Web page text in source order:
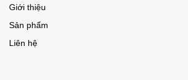
Giới thiệu
Sản phẩm
Liên hệ